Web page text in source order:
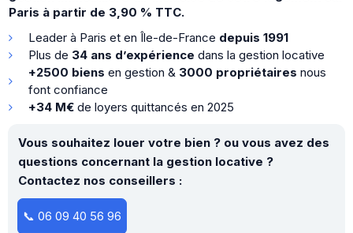
Paris à partir de 3,90 % TTC.
Leader à Paris et en Île-de-France depuis 1991
Plus de 34 ans d’expérience dans la gestion locative
+2500 biens en gestion & 3000 propriétaires nous
font confiance
+34 M€ de loyers quittancés en 2025
Vous souhaitez louer votre bien ? ou vous avez des
questions concernant la gestion locative ?
Contactez nos conseillers :
📞 06 09 40 56 96